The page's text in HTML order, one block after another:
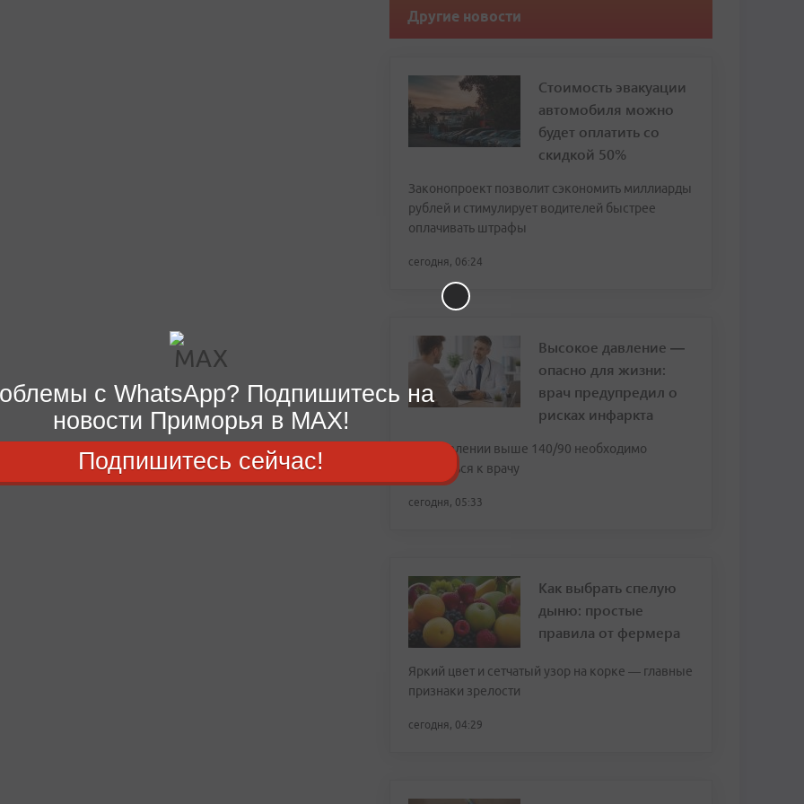
Другие новости
Стоимость эвакуации
автомобиля можно
будет оплатить со
скидкой 50%
Законопроект позволит сэкономить миллиарды
рублей и стимулирует водителей быстрее
оплачивать штрафы
сегодня, 06:24
Высокое давление —
опасно для жизни:
врач предупредил о
рисках инфаркта
При давлении выше 140/90 необходимо
обратиться к врачу
сегодня, 05:33
Как выбрать спелую
дыню: простые
правила от фермера
Яркий цвет и сетчатый узор на корке — главные
признаки зрелости
сегодня, 04:29
с WhatsApp? Подпишитесь на
новости Приморья в MAX!
Подпишитесь сейчас!